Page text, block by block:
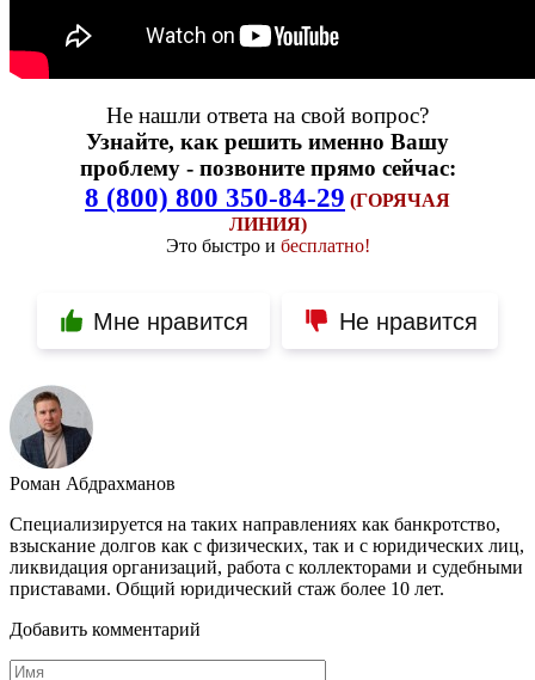
Не нашли ответа на свой вопрос?
Узнайте, как решить именно Вашу
проблему - позвоните прямо сейчас:
8 (800) 800 350-84-29 (ГОРЯЧАЯ
ЛИНИЯ)
Это быстро и бесплатно!
Мне нравится Не нравится
Роман Абдрахманов
Специализируется на таких направлениях как банкротство,
взыскание долгов как с физических, так и с юридических лиц,
ликвидация организаций, работа с коллекторами и судебными
приставами. Общий юридический стаж более 10 лет.
Добавить комментарий
Имя